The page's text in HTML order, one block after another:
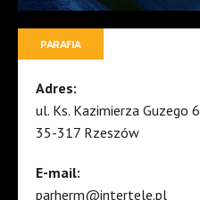
PARAFIA
Adres:
ul. Ks. Kazimierza Guzego 6
35-317 Rzeszów
E-mail:
parherm@intertele.pl